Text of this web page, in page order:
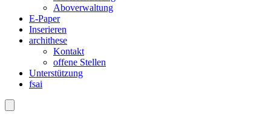
Aboverwaltung
E-Paper
Inserieren
archithese
Kontakt
offene Stellen
Unterstützung
fsai